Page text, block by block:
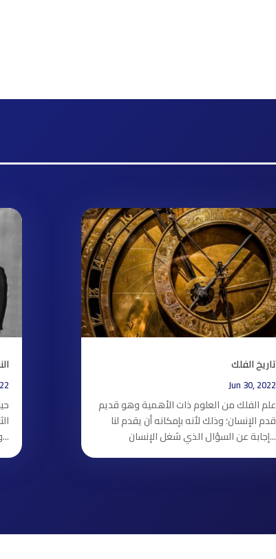
وكان يتوهج في سطوع يستحيل...
تاريخ الفلك
Jun 30, 2022
علم الفلك من العلوم ذات الأهمية وهو قديم
قدم الإنسان؛ وذلك لأنه بإمكانه أن يقدم لنا
إجابة عن السؤال الذي شغل الإنسان...